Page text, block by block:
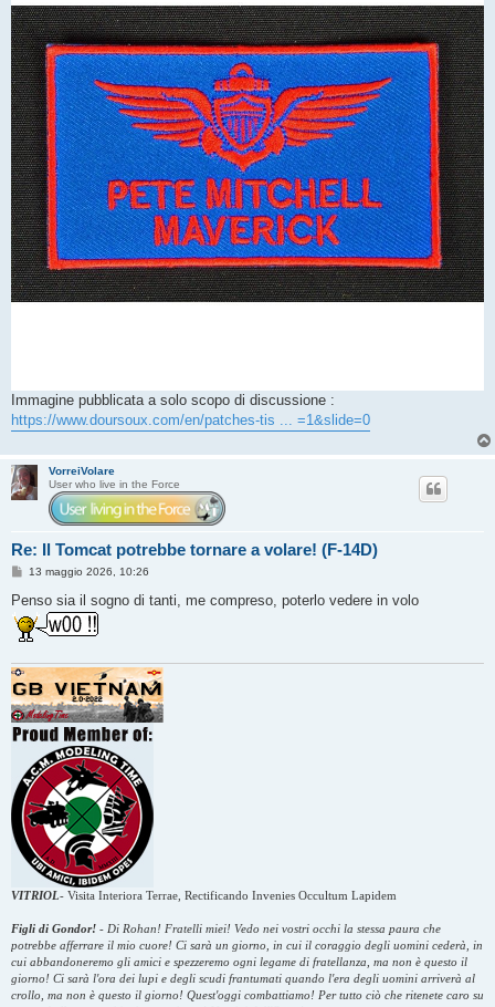
Immagine pubblicata a solo scopo di discussione :
https://www.doursoux.com/en/patches-tis ... =1&slide=0
VorreiVolare
User who live in the Force
Re: Il Tomcat potrebbe tornare a volare! (F-14D)
M
s
a
g
i
o
13 maggio 2026, 10:26
Penso sia il sogno di tanti, me compreso, poterlo vedere in volo
VITRIOL- Visita Interiora Terrae, Rectificando Invenies Occultum Lapidem
Figli di Gondor! - Di Rohan! Fratelli miei! Vedo nei vostri occhi la stessa paura che
potrebbe afferrare il mio cuore! Ci sarà un giorno, in cui il coraggio degli uomini cederà, in
cui abbandoneremo gli amici e spezzeremo ogni legame di fratellanza, ma non è questo il
giorno! Ci sarà l'ora dei lupi e degli scudi frantumati quando l'era degli uomini arriverà al
crollo, ma non è questo il giorno! Quest'oggi combattiamo! Per tutto ciò che ritenete caro su